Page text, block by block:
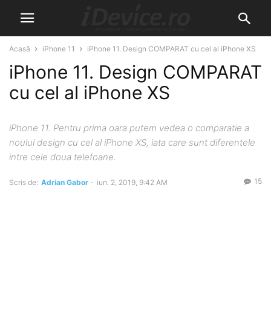
Acasă iPhone 11 iPhone 11. Design COMPARAT cu cel al iPhone XS
iPhone 11. Design COMPARAT
cu cel al iPhone XS
iPhone 11. Pentru prima oara putem vedea o comparatie a
noului design cu cel al iPhone XS, iata care sunt diferentele
intre cele doua telefoane.
Scris de: Adrian Gabor - iun. 2, 2019, 9:42 AM 15